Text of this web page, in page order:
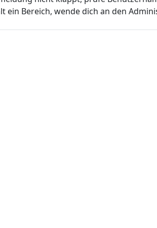
ein Bereich, wende dich an den